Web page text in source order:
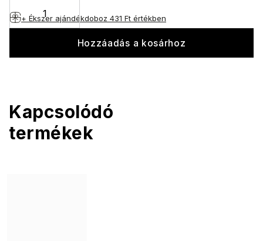
Hozzáadás a kosárhoz
+ Ékszer ajándékdoboz 431 Ft értékben
Kapcsolódó
termékek